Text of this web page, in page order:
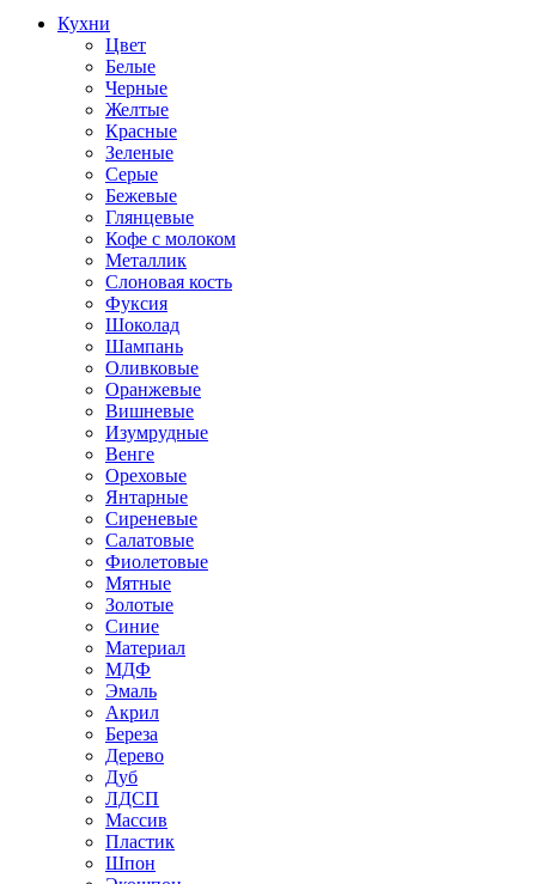
Кухни
Цвет
Белые
Черные
Желтые
Красные
Зеленые
Серые
Бежевые
Глянцевые
Кофе с молоком
Металлик
Слоновая кость
Фуксия
Шоколад
Шампань
Оливковые
Оранжевые
Вишневые
Изумрудные
Венге
Ореховые
Янтарные
Сиреневые
Салатовые
Фиолетовые
Мятные
Золотые
Синие
Материал
МДФ
Эмаль
Акрил
Береза
Дерево
Дуб
ЛДСП
Массив
Пластик
Шпон